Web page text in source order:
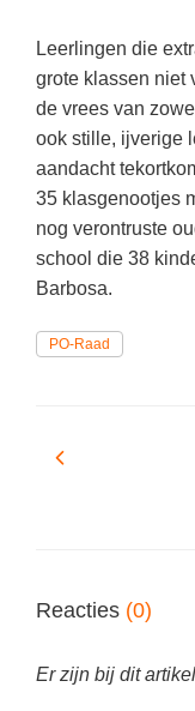
Evolutieleer
Feest- en
Kerstfeest
Kleurplaten
Sinterklaas
Rekenen
Sociale
Verzorging
MEER...
Leerlingen die
grote klassen niet
de vrees van
ook stille, ijverige
aandacht
35 klasgenootjes
nog verontruste
school die 38
Barbosa.
PO-Raad
Reacties (0)
Er zijn bij dit